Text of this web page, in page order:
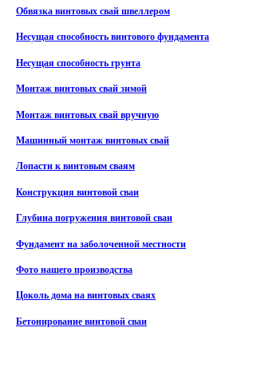
Обвязка винтовых свай швеллером
Несущая способность винтового фундамента
Несущая способность грунта
Монтаж винтовых свай зимой
Монтаж винтовых свай вручную
Машинный монтаж винтовых свай
Лопасти к винтовым сваям
Конструкция винтовой сваи
Глубина погружения винтовой сваи
Фундамент на заболоченной местности
Фото нашего производства
Цоколь дома на винтовых сваях
Бетонирование винтовой сваи